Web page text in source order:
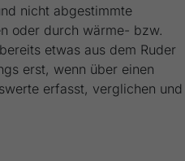
nicht abgestimmte
oder durch wärme- bzw.
etwas aus dem Ruder
erst, wenn über einen
erfasst, verglichen und